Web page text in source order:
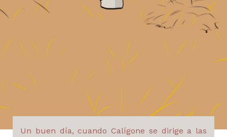
Un buen día, cuando Calígone se dirige a las